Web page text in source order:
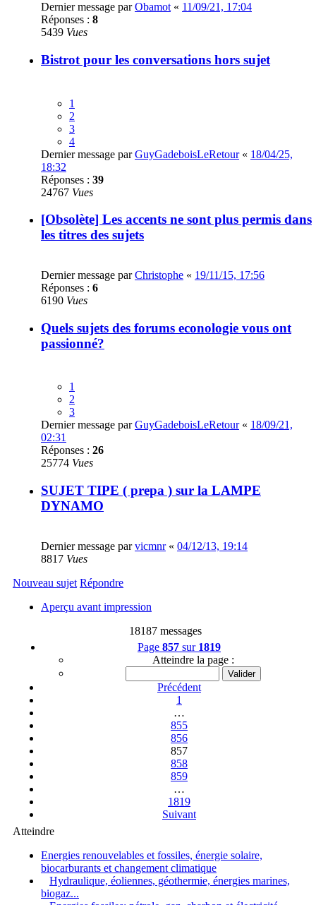
Dernier message parObamot « 11/09/21, 17:04
Réponses : 8
5439 Vues
Bistrot pour les conversations hors sujet
1
2
3
4
Dernier message parGuyGadeboisLeRetour« 18/04/25,
18:32
Réponses : 39
24767 Vues
[Obsolète] Les accents ne sont plus permis dans
les titres des sujets
Dernier message parChristophe « 19/11/15, 17:56
Réponses : 6
6190 Vues
Quels sujets des forums econologie vous ont
passionné?
1
2
3
Dernier message parGuyGadeboisLeRetour« 18/09/21,
02:31
Réponses : 26
25774 Vues
SUJET TIPE ( prepa ) sur la LAMPE
DYNAMO
Dernier message parvicmnr« 04/12/13, 19:14
8817 Vues
Nouveau sujet Répondre
Aperçu avant impression
18187 messages
Page 857 sur 1819
Atteindre la page :
Précédent
1
…
855
856
857
858
859
…
1819
Suivant
Atteindre
Energies renouvelables et fossiles, énergie solaire,
biocarburants et changement climatique
Hydraulique, éoliennes, géothermie, énergies marines,
biogaz...